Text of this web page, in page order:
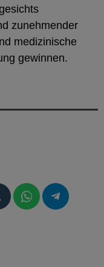
zunehmender
medizinische
gewinnen.